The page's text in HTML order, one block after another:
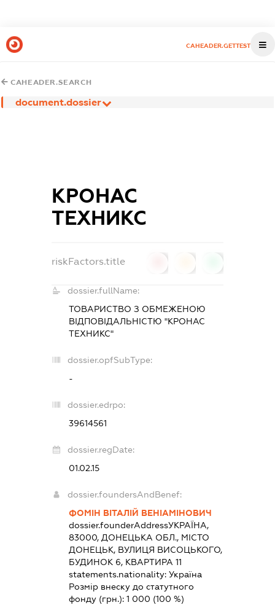
CAHEADER.GETTEST
CAHEADER.SEARCH
document.dossier
КРОНАС
ТЕХНИКС
riskFactors.title
dossier.fullName:
ТОВАРИСТВО З ОБМЕЖЕНОЮ
ВІДПОВІДАЛЬНІСТЮ "КРОНАС
ТЕХНИКС"
dossier.opfSubType:
-
dossier.edrpo:
39614561
dossier.regDate:
01.02.15
dossier.foundersAndBenef:
ФОМІН ВІТАЛІЙ ВЕНІАМІНОВИЧ
dossier.founderAddressУКРАЇНА,
83000, ДОНЕЦЬКА ОБЛ., МІСТО
ДОНЕЦЬК, ВУЛИЦЯ ВИСОЦЬКОГО,
БУДИНОК 6, КВАРТИРА 11
statements.nationality: Україна
Розмір внеску до статутного
фонду (грн.): 1 000 (100 %)